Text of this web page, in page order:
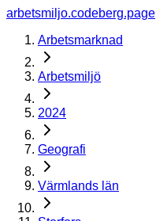
arbetsmiljo.codeberg.page
Arbetsmarknad
Arbetsmiljö
2024
Geografi
Värmlands län